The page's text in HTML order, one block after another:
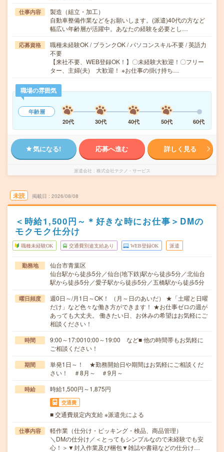
仕事内容
製造（組立・加工）
自動車整備作業などをお願いします。(派遣)40代の方など
幅広い年齢層が活躍中。あなたの経験を必要とし…
応募資格
職種未経験OK / ブランクOK / パソコンスキル不要 / 英語力
不要
【来社不要、WEB登録OK！】〇未経験大歓迎！〇フリー
ター、主婦(夫) 大歓迎！ ※お仕事の掛け持ち…
職場の雰囲気
年齢層
20代
30代 40代 50代 60代
気になる! 応募へ進む 詳しく見る
派遣会社 株式会社テクノ・サービス
未読 掲載日 2026/08/08
＜時給1,500円～＊好きな時にお仕事＞DMの
モクモク仕分け
職種未経験OK 交通費別途支給あり WEB登録OK 派遣
勤務地
仙台市青葉区
仙台駅から徒歩5分／仙台(地下鉄)駅から徒歩5分／北仙台
駅から徒歩5分／愛子駅から徒歩5分／五橋駅から徒歩5分
曜日頻度
週0日～/月1日～OK！ （月～日のあいだ） ★「土曜と日曜
だけ」など色々な働き方ができます！ ★お仕事ゼロの週が
あっても大丈夫。 働きたい日、お休みの希望はお気軽にご
相談ください！
時間
9:00～17:0010:00～19:00 など■ 他の時間帯もお気軽に
ご相談ください！
期間
単発1日～！ ★勤務開始日や期間はお気軽にご相談くだ
さい！ ＃8月～ ＃9月～
時給 時給1,500円～1,875円
交通費
■ 交通費規定内支給 ※派遣先による
仕事内容
軽作業（仕分け・ピッキング・検品、商品管理）
＼DMの仕分け／＜とってもシンプルなので未経験でも安
心！＞▼封入作業及び梱包▼雑誌や書籍などの仕分け…